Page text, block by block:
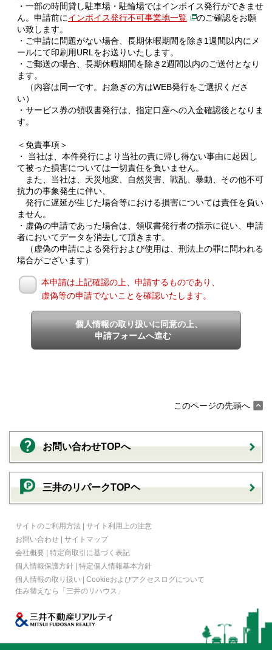
・一部の時間貸し駐車場・駐輪場ではインボイス発行ができませ
ん。申請前にインボイス発行不可事業地一覧
のご確認をお願
い致します。
・ご申請に問題がない場合、長期休暇期間を除き1週間以内にメ
ールにて印刷用URLをお送りいたします。
・ご郵送の場合、長期休暇期間を除き2週間以内のご送付となり
ます。
（内容は同一です。お急ぎの方はWEB発行をご選択くださ
い）
・サービス券の領収書発行は、指定口座への入金確認後となりま
す。
＜免責事項＞
・ 当社は、本件発行により当社の責に帰し得ない事由に起因し
て被った損害については一切責任を負いません。
また、当社は、天災地変、自然災害、戦乱、暴動、その他不可
抗力の事象発生に伴い、
発行に遅延が生じた場合等における損害については責任を負い
ません。
・虚偽の申請であった場合は、領収書発行者の指示に従い、申請
者においてデータを消去して頂きます。
（虚偽の申請による発行および使用は、刑法上の罪に問われる
場合がございます）
本申請は上記確認の上、申請するものであり、
虚偽等の申請でないことを確認いたします。
個人情報の取り扱いに同意の上、
申請フォームへ進む
このページの先頭へ
お問い合わせTOPへ
三井のリパークTOPヘ
サイトのご利用方法 | サイト利用上の注意
お問い合わせ | サイトマップ
会社概要 | 特定商取引に基づく表記
個人情報保護方針 | 特定個人情報基本方針
個人情報の取り扱い | Cookieおよびアクセスログについて
住み替えなら
「三井のリハウス」